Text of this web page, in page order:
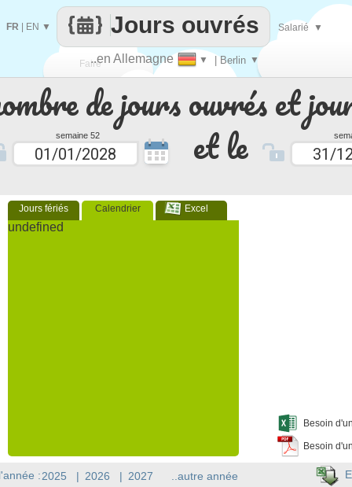
de jours ouvrés et
semaine 52 et le
Jours fériés Calendrier Excel
undefined
Besoin
Besoin
Faire
que
..en Allemagne ▼ | Berlin ▼
Jours ouvrés
FR EN ▼ Salarié ▼
:2025 | 2026 | 2027 ..autre année